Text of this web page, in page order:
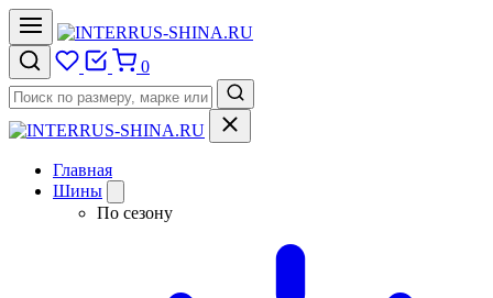
0
Главная
Шины
По сезону